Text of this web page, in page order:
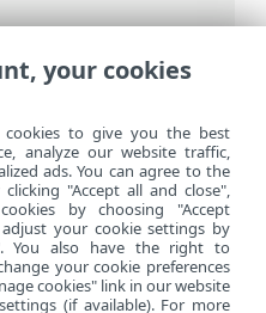
Mail Security>
your cookies
to give you the best
analyze our website traffic,
ads. You can agree to the
"Accept all and close",
by choosing "Accept
your cookie settings by
You also have the right to
your cookie preferences
cookies" link in our website
(if available). For more